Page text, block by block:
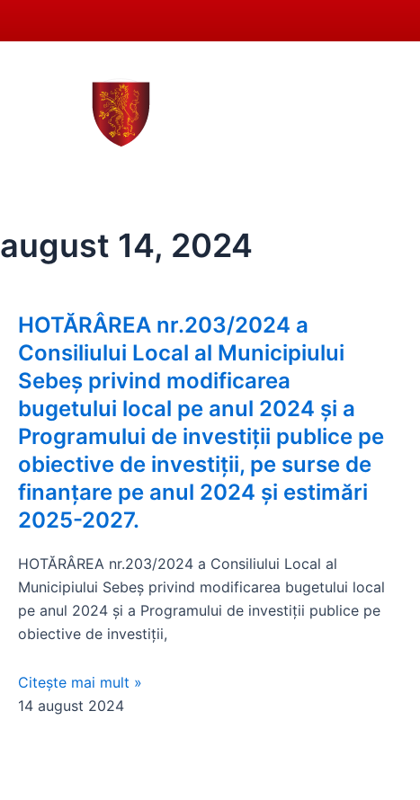
august 14, 2024
HOTĂRÂREA nr.203/2024 a
Consiliului Local al Municipiului
Sebeș privind modificarea
bugetului local pe anul 2024 și a
Programului de investiții publice pe
obiective de investiții, pe surse de
finanțare pe anul 2024 și estimări
2025-2027.
HOTĂRÂREA nr.203/2024 a Consiliului Local al
Municipiului Sebeș privind modificarea bugetului local
pe anul 2024 și a Programului de investiții publice pe
obiective de investiții,
Citește mai mult »
14 august 2024
PagePage